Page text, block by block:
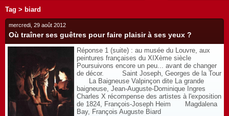
Tag > biard
mercredi, 29 août 2012
Où traîner ses guêtres pour faire plaisir à ses yeux ?
Réponse 1 (suite) : au musée du Louvre, aux
peintures françaises du XIXème siècle
Poursuivons encore un peu... avant de changer
de décor. Saint Joseph, Georges de la Tour
La Baigneuse Valpinçon dite La grande
baigneuse, Jean-Auguste-Dominique Ingres
Charles X récompense des artistes à l'exposition
de 1824, François-Joseph Heim Magdalena
Bay, François Auguste Biard